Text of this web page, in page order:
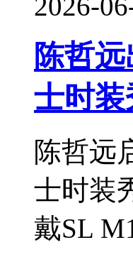
2026-
陈哲
士时装
陈哲远
士时装
戴SL